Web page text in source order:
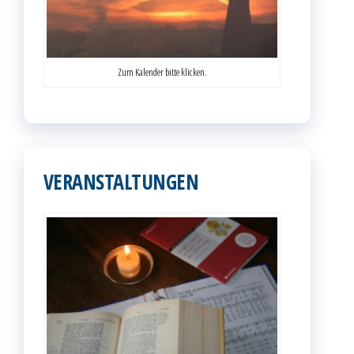
Zum Kalender bitte klicken.
VERANSTALTUNGEN